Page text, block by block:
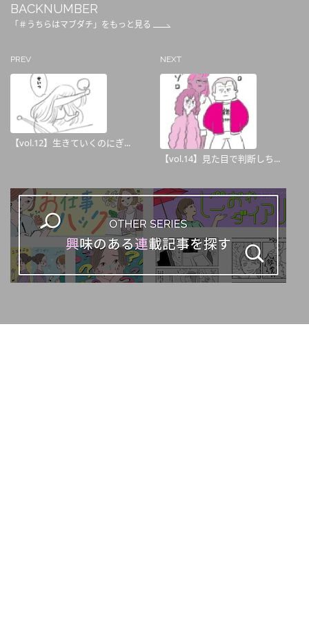
BACKNUMBER
「＃うちらはマブダチ」をもっと見る
PREV
【vol.12】生きていくのにぎ...
NEXT
【vol.14】見た目で判断しち...